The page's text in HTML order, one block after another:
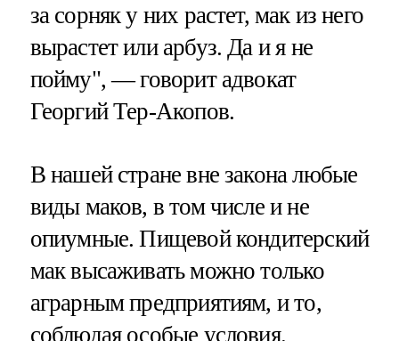
за сорняк у них растет, мак из него
вырастет или арбуз. Да и я не
пойму", — говорит адвокат
Георгий Тер-Акопов.
В нашей стране вне закона любые
виды маков, в том числе и не
опиумные. Пищевой кондитерский
мак высаживать можно только
аграрным предприятиям, и то,
соблюдая особые условия.